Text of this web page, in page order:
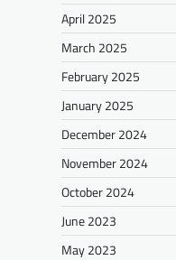
April 2025
March 2025
February 2025
January 2025
December 2024
November 2024
October 2024
June 2023
May 2023